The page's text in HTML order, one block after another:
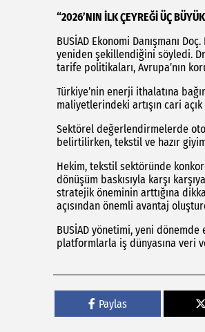
“2026’NIN İLK ÇEYREĞİ ÜÇ
BUSİAD Ekonomi Danışmanı
yeniden şekillendiğini söyledi.
tarife politikaları, Avrupa’nın
Türkiye’nin enerji ithalatına
maliyetlerindeki artışın cari
Sektörel değerlendirmelerde
belirtilirken, tekstil ve hazır
Hekim, tekstil sektöründe
dönüşüm baskısıyla karşı
stratejik öneminin arttığına
açısından önemli avantaj
BUSİAD yönetimi, yeni
platformlarla iş dünyasına veri
Paylas